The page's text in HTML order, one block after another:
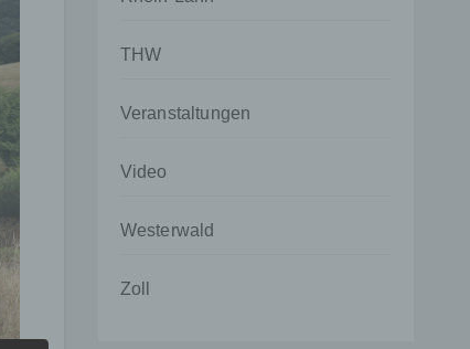
THW
Veranstaltungen
Video
Westerwald
Zoll